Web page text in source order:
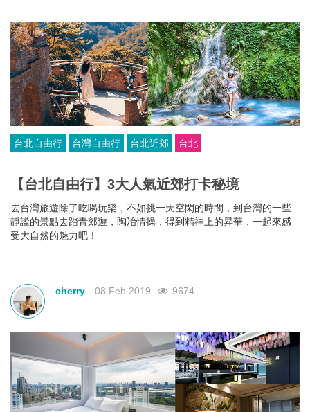
台北自由行 台灣自由行 台北近郊 台北
【台北自由行】3大人氣近郊打卡秘境
去台灣旅遊除了吃喝玩樂，不如挑一天空閑的時間，到台灣的一些
靜謐的景點去踏青郊遊，陶冶情操，得到精神上的昇華，一起來感
受大自然的魅力吧！
cherry 08 Feb 2019 9674